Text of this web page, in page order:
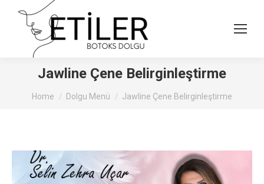
Jawline Çene Belirginleştirme
You are here:
Home Dolgu Menü Jawline Çene Belirginleştirme